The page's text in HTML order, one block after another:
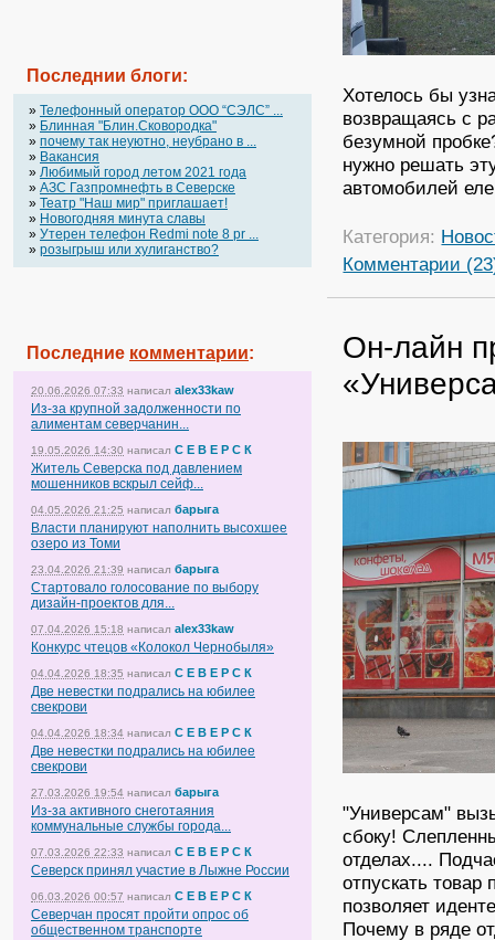
Последнии блоги:
» Телефонный оператор OOO “СЭЛС” ...
» Блинная "Блин.Сковородка"
» почему так неуютно, неубрано в ...
» Вакансия
» Любимый город летом 2021 года
» АЗС Газпромнефть в Северске
» Театр "Наш мир" приглашает!
» Новогодняя минута славы
» Утерен телефон Redmi note 8 pr ...
» розыгрыш или хулиганство?
Последние комментарии:
20.06.2026 07:33 написал alex33kaw
Из-за крупной задолженности по
алиментам северчанин...
19.05.2026 14:30 написал С Е В Е Р С К
Житель Северска под давлением
мошенников вскрыл сейф...
04.05.2026 21:25 написал барыга
Власти планируют наполнить высохшее
озеро из Томи
23.04.2026 21:39 написал барыга
Стартовало голосование по выбору
дизайн-проектов для...
07.04.2026 15:18 написал alex33kaw
Конкурс чтецов «Колокол Чернобыля»
04.04.2026 18:35 написал С Е В Е Р С К
Две невестки подрались на юбилее
свекрови
04.04.2026 18:34 написал С Е В Е Р С К
Две невестки подрались на юбилее
свекрови
27.03.2026 19:54 написал барыга
Из-за активного снеготаяния
коммунальные службы города...
07.03.2026 22:33 написал С Е В Е Р С К
Северск принял участие в Лыжне России
06.03.2026 00:57 написал С Е В Е Р С К
Северчан просят пройти опрос об
общественном транспорте
Хотелось бы
возвращаясь с
безумной
нужно решать
автомобилей
Категория:
Комментарии
Он-лайн
"Универсам"
сбоку!
отделах....
отпускать
позволяет
Почему в ряде